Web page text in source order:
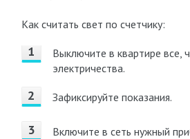
Как считать свет по счетчику:
Выключите в квартире все,
электричества.
Зафиксируйте показания.
Включите в сеть нужный